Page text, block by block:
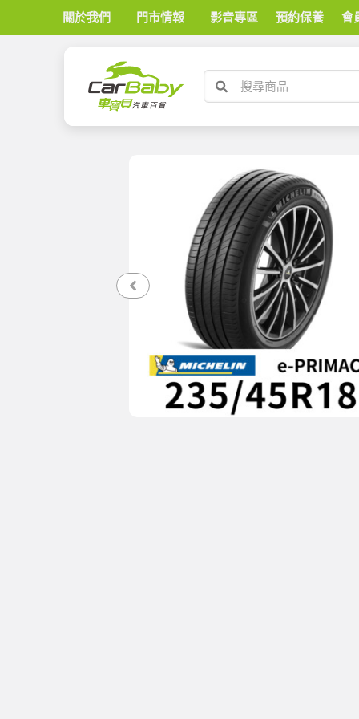
關於我們 門市情報 影音專區 預約保養 會